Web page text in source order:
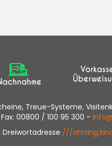
Treue-Systeme,
00800 / 100 95 300 -
Dreiwortadresse ///